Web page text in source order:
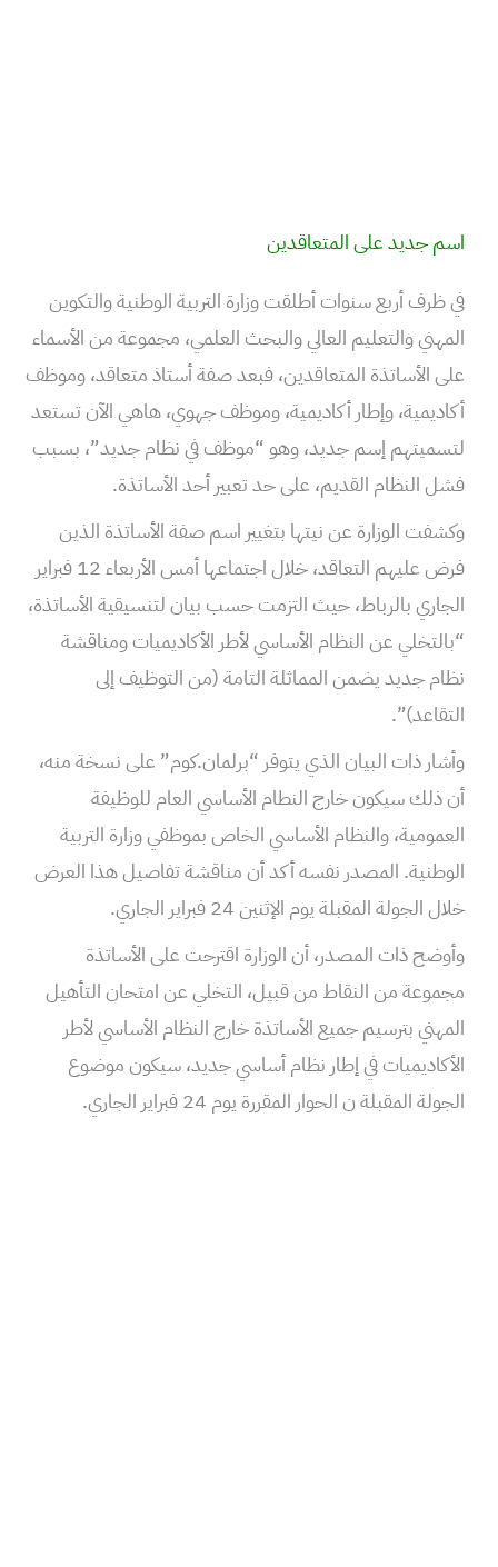
اسم جديد على المتعاقدين
في ظرف أربع سنوات أطلقت وزارة التربية الوطنية والتكوين
المهني والتعليم العالي والبحث العلمي، مجموعة من الأسماء
على الأساتذة المتعاقدين، فبعد صفة أستاذ متعاقد، وموظف
أكاديمية، وإطار أكاديمية، وموظف جهوي، هاهي الآن تستعد
لتسميتهم إسم جديد، وهو “موظف في نظام جديد”، بسبب
فشل النظام القديم، على حد تعبير أحد الأساتذة.
وكشفت الوزارة عن نيتها بتغيير اسم صفة الأساتذة الذين
فرض عليهم التعاقد، خلال اجتماعها أمس الأربعاء 12 فبراير
الجاري بالرباط، حيث التزمت حسب بيان لتنسيقية الأساتذة،
“بالتخلي عن النظام الأساسي لأطر الأكاديميات ومناقشة
نظام جديد يضمن المماثلة التامة (من التوظيف إلى
التقاعد)”.
وأشار ذات البيان الذي يتوفر “برلمان.كوم” على نسخة منه،
أن ذلك سيكون خارج النطام الأساسي العام للوظيفة
العمومية، والنظام الأساسي الخاص بموظفي وزارة التربية
الوطنية. المصدر نفسه أكد أن مناقشة تفاصيل هذا العرض
خلال الجولة المقبلة يوم الإثنين 24 فبراير الجاري.
وأوضح ذات المصدر، أن الوزارة اقترحت على الأساتذة
مجموعة من النقاط من قبيل، التخلي عن امتحان التأهيل
المهني بترسيم جميع الأساتذة خارج النظام الأساسي لأطر
الأكاديميات في إطار نظام أساسي جديد، سيكون موضوع
الجولة المقبلة ن الحوار المقررة يوم 24 فبراير الجاري.